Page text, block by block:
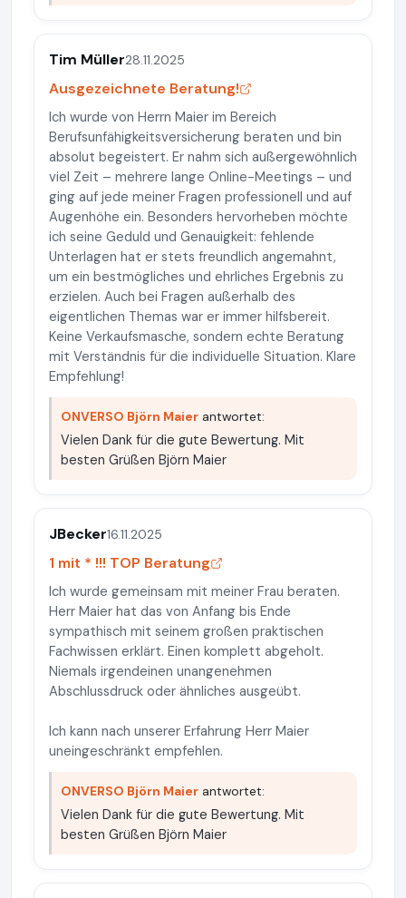
Tim Müller28.11.2025
Ausgezeichnete Beratung!
Ich wurde von Herrn Maier im Bereich
Berufsunfähigkeitsversicherung beraten und bin
absolut begeistert. Er nahm sich außergewöhnlich
viel Zeit – mehrere lange Online-Meetings – und
ging auf jede meiner Fragen professionell und auf
Augenhöhe ein. Besonders hervorheben möchte
ich seine Geduld und Genauigkeit: fehlende
Unterlagen hat er stets freundlich angemahnt,
um ein bestmögliches und ehrliches Ergebnis zu
erzielen. Auch bei Fragen außerhalb des
eigentlichen Themas war er immer hilfsbereit.
Keine Verkaufsmasche, sondern echte Beratung
mit Verständnis für die individuelle Situation. Klare
Empfehlung!
ONVERSO Björn Maier antwortet:
Vielen Dank für die gute Bewertung. Mit
besten Grüßen Björn Maier
JBecker16.11.2025
1 mit * !!! TOP Beratung
Ich wurde gemeinsam mit meiner Frau beraten.
Herr Maier hat das von Anfang bis Ende
sympathisch mit seinem großen praktischen
Fachwissen erklärt. Einen komplett abgeholt.
Niemals irgendeinen unangenehmen
Abschlussdruck oder ähnliches ausgeübt.
Ich kann nach unserer Erfahrung Herr Maier
uneingeschränkt empfehlen.
ONVERSO Björn Maier antwortet:
Vielen Dank für die gute Bewertung. Mit
besten Grüßen Björn Maier